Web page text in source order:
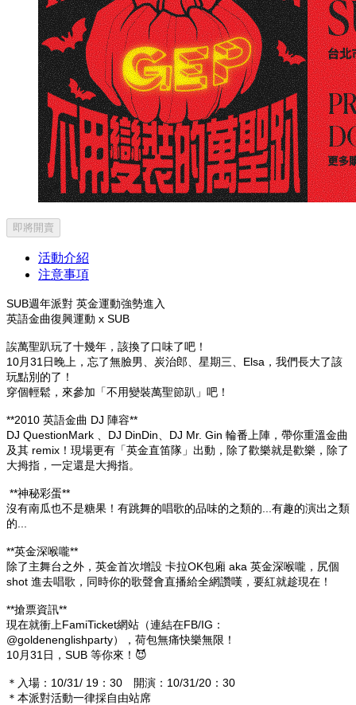
即將開賣
活動介紹
注意事項
SUB週年派對 英金運動強勢進入
英語金曲復興運動 x SUB
誒萬聖趴玩了十幾年，該換了口味了吧！
10月31日晚上，忘了無臉男、炭治郎、星期三、Elsa，我們長大了該
玩點別的了！
穿個輕鬆，來參加「不用變裝萬聖節趴」吧！
**2010 英語金曲 DJ 陣容**
DJ QuestionMark 、DJ DinDin、DJ Mr. Gin 輪番上陣，帶你重溫金曲
及其 remix！現場更有「英金直笛隊」出動，除了歡樂就是歡樂，除了
大拇指，一定還是大拇指。
**神秘彩蛋**
沒有南瓜也不是糖果！有跳舞的唱歌的品味的之類的...有趣的演出之類
的...
**英金深喉嚨**
除了主舞台之外，英金首次增設 卡拉OK包廂 aka 英金深喉嚨，尻個
shot 進去唱歌，同時你的歌聲會直播給全網讚嘆，要紅就趁現在！
**搶票資訊**
現在就衝上FamiTicket網站（連結在FB/IG：
@goldenenglishparty），荷包無痛快樂無限！
10月31日，SUB 等你來！😈
＊入場：10/31/ 19：30 開演：10/31/20：30
＊本派對活動一律採自由站席